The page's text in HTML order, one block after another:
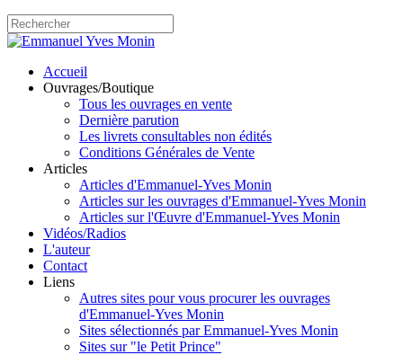
Accueil
Ouvrages/Boutique
Tous les ouvrages en vente
Dernière parution
Les livrets consultables non édités
Conditions Générales de Vente
Articles
Articles d'Emmanuel-Yves Monin
Articles sur les ouvrages d'Emmanuel-Yves Monin
Articles sur l'Œuvre d'Emmanuel-Yves Monin
Vidéos/Radios
L'auteur
Contact
Liens
Autres sites pour vous procurer les ouvrages
d'Emmanuel-Yves Monin
Sites sélectionnés par Emmanuel-Yves Monin
Sites sur "le Petit Prince"